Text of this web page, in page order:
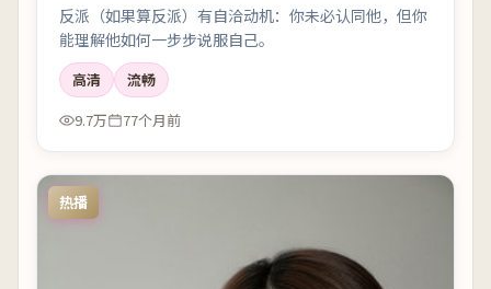
反派（如果算反派）有自洽动机：你未必认同他，但你
能理解他如何一步步说服自己。
高清
流畅
9.7万
77个月前
热播